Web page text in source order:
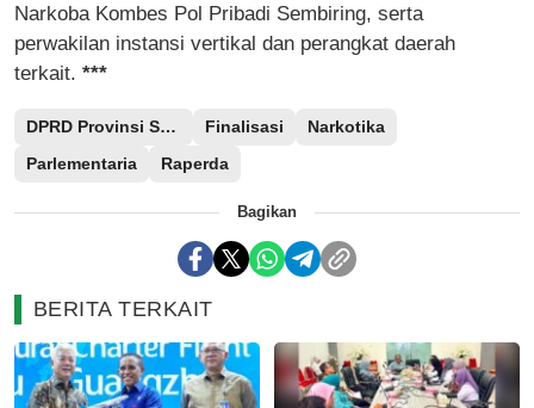
Narkoba Kombes Pol Pribadi Sembiring, serta
perwakilan instansi vertikal dan perangkat daerah
terkait. ***
DPRD Provinsi Sulteng Finalisasi
Narkotika
Parlementaria
Raperda
Bagikan
BERITA TERKAIT